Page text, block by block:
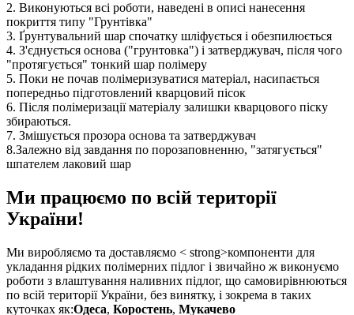
2. Виконуються всі роботи, наведені в описі нанесення
покриття типу "Грунтівка"
3. Ґрунтувальний шар спочатку шліфується і обезпилюється
4. З'єднується основа ("грунтовка") і затверджувач, після чого
"протягується" тонкий шар полімеру
5. Поки не почав полімеризуватися матеріал, насипається
попередньо підготовлений кварцовий пісок
6. Після полімеризації матеріалу залишки кварцового піску
збираються.
7. Змішується прозора основа та затверджувач
8.Залежно від завдання по порозаповненню, "затягується"
шпателем лаковий шар
Ми працюємо по всій території
України!
Ми виробляємо та доставляємо < strong>компоненти для
укладання рідких полімерних підлог і звичайно ж виконуємо
роботи з влаштування наливних підлог, що самовирівнюються
по всій території України, без винятку, і зокрема в таких
куточках як:Одеса, Коростень, Мукачево